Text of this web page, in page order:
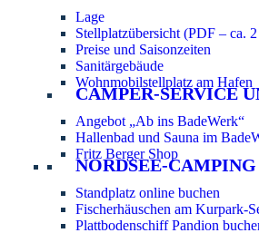
Lage
Stellplatzübersicht (PDF – ca.
Preise und Saisonzeiten
Sanitärgebäude
Wohnmobilstellplatz am Hafen
CAMPER-SERVICE
Angebot „Ab ins BadeWerk“
Hallenbad und Sauna im
Fritz Berger Shop
NORDSEE-
Standplatz online buchen
Fischerhäuschen am Kurpark-
Plattbodenschiff Pandion